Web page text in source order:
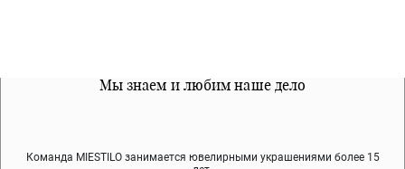
Мы знаем и любим наше дело
Команда MIESTILO занимается ювелирными украшениями более 15
Все наши материалы гипоалергенны
Мы используем покрытие (родий, ювелирный сплав), которое не
Примерка перед покупкой
Во время доставки спокойно примеряйте украшения, выбирайте те,